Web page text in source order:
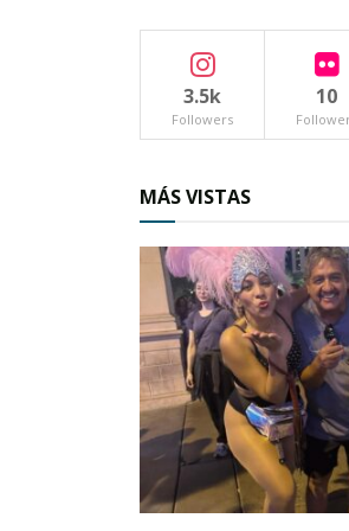
forjar lo que sucede en alguna
fuera de “La Casa”.
Las prisas acabadas cenizas
tiempos del destino. Un mundo
euforia que se esconden y que
pronto en algún local y en las
mundo del alcohol y las
un mural en primera cantina
bienvenida, atrás de la barra
acomodan las botellas de ron y
diablo con una mujer desnuda
transeúntes, hijos del
cuadros grotescos productos
3.5k
Followers
10
MÁS VISTAS